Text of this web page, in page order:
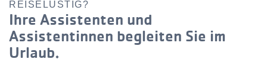
REISELUSTIG?
Ihre Assistenten und
Assistentinnen begleiten Sie im
Urlaub.